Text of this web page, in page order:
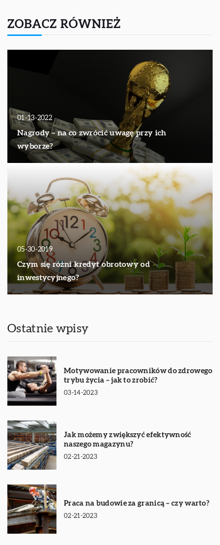
ZOBACZ RÓWNIEŻ
01-13-2022
Nagrody – na co zwrócić uwagę przy ich
wyborze?
05-30-2019
Czym się różni kredyt obrotowy od
inwestycyjnego?
Ostatnie wpisy
Motywowanie pracowników do zdrowego
trybu życia – jak to zrobić?
03-14-2023
Jak możemy zwiększyć efektywność
naszego magazynu?
02-21-2023
Praca na budowie za granicą – czy warto?
02-21-2023